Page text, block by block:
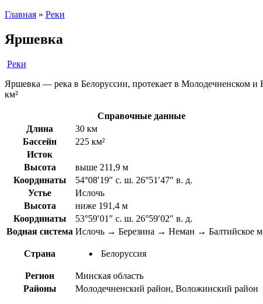
Главная » Реки
Яршевка
Реки
Яршевка — река в Белоруссии, протекает в Молодечненском
км²
Справочные данные
Длина
30 км
Бассейн
225 км²
Исток
Высота
выше 211,9 м
Координаты
54°08′19″ с. ш. 26°51′47″ в. д.
Устье
Ислочь
Высота
ниже 191,4 м
Координаты
53°59′01″ с. ш. 26°59′02″ в. д.
Водная система Ислочь → Березина → Неман → Балтийское
Страна Белоруссия
Регион
Минская область
Районы
Молодечненский район, Воложинский район